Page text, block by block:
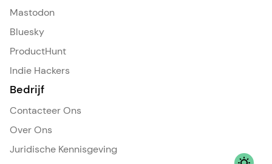
Mastodon
Bluesky
ProductHunt
Indie Hackers
Bedrijf
Contacteer Ons
Over Ons
Juridische Kennisgeving